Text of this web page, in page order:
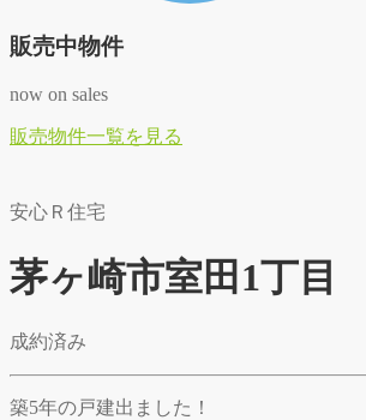
販売中物件
now on sales
販売物件一覧を 見る
安心Ｒ住宅
茅ヶ崎市室田1丁目
成約済み
築5年の戸建出ました！